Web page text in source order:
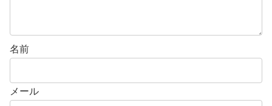
名前
メール